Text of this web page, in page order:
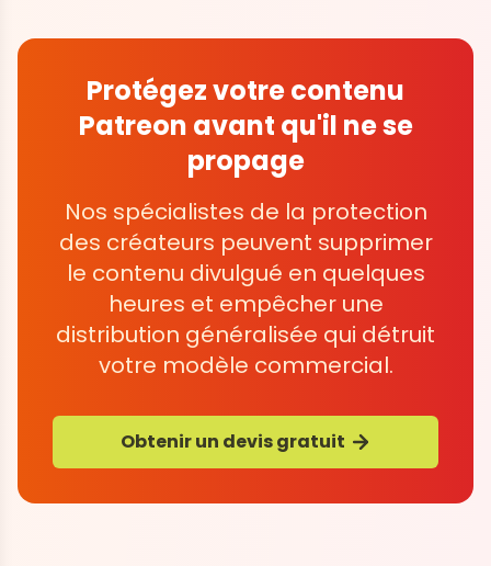
Protégez votre contenu
Patreon avant qu'il ne se
propage
Nos spécialistes de la protection
des créateurs peuvent supprimer
le contenu divulgué en quelques
heures et empêcher une
distribution généralisée qui détruit
votre modèle commercial.
Obtenir un devis gratuit